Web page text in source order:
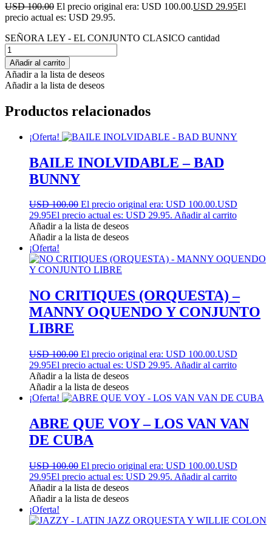
USD 100.00 El precio original era: USD 100.00.USD 29.95El
precio actual es: USD 29.95.
SEÑORA LEY - EL CONJUNTO CLASICO cantidad
Añadir al carrito
Añadir a la lista de deseos
Añadir a la lista de deseos
Productos relacionados
¡Oferta!
BAILE INOLVIDABLE – BAD
BUNNY
USD 100.00 El precio original era: USD 100.00.USD
29.95El precio actual es: USD 29.95. Añadir al carrito
Añadir a la lista de deseos
Añadir a la lista de deseos
¡Oferta!
NO CRITIQUES (ORQUESTA) –
MANNY OQUENDO Y CONJUNTO
LIBRE
USD 100.00 El precio original era: USD 100.00.USD
29.95El precio actual es: USD 29.95. Añadir al carrito
Añadir a la lista de deseos
Añadir a la lista de deseos
¡Oferta!
ABRE QUE VOY – LOS VAN VAN
DE CUBA
USD 100.00 El precio original era: USD 100.00.USD
29.95El precio actual es: USD 29.95. Añadir al carrito
Añadir a la lista de deseos
Añadir a la lista de deseos
¡Oferta!